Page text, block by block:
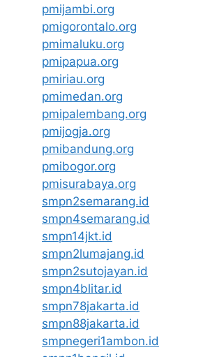
pmijambi.org
pmigorontalo.org
pmimaluku.org
pmipapua.org
pmiriau.org
pmimedan.org
pmipalembang.org
pmijogja.org
pmibandung.org
pmibogor.org
pmisurabaya.org
smpn2semarang.id
smpn4semarang.id
smpn14jkt.id
smpn2lumajang.id
smpn2sutojayan.id
smpn4blitar.id
smpn78jakarta.id
smpn88jakarta.id
smpnegeri1ambon.id